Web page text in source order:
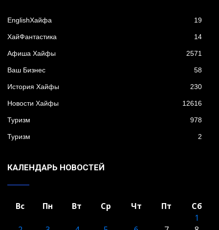
EnglishХайфа 19
XайФантастика 14
Афиша Хайфы 2571
Ваш Бизнес 58
История Хайфы 230
Новости Хайфы 12616
Туризм 978
Туризм 2
КАЛЕНДАРЬ НОВОСТЕЙ
Вс Пн Вт Ср Чт Пт
Сб
1